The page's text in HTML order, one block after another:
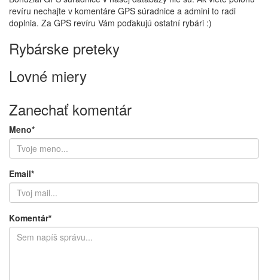
revíru nechajte v komentáre GPS súradnice a admini to radi
doplnia. Za GPS revíru Vám poďakujú ostatní rybári :)
Rybárske preteky
Lovné miery
Zanechať komentár
Meno*
Email*
Komentár*